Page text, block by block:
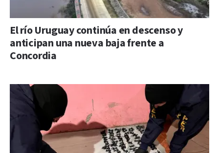
El río Uruguay continúa en descenso y
anticipan una nueva baja frente a
Concordia